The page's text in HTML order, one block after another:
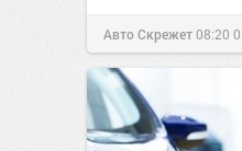
Авто Скрежет08:20